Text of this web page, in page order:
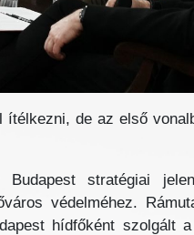
ítélkezni, de az első
stratégiai
védelméhez.
hídfőként szolgált